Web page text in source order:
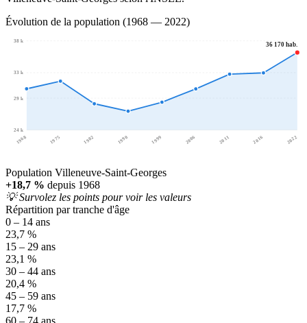
Évolution de la population (1968 — 2022)
24 k
29 k
33 k
38 k
1968 1975 1982 1990 1999 2006 2011 2016 2022
36 170 hab.
Population Villeneuve-Saint-Georges
+18,7 % depuis 1968
💡 Survolez les points pour voir les valeurs
Répartition par tranche d'âge
0 – 14 ans
23,7 %
15 – 29 ans
23,1 %
30 – 44 ans
20,4 %
45 – 59 ans
17,7 %
60 – 74 ans